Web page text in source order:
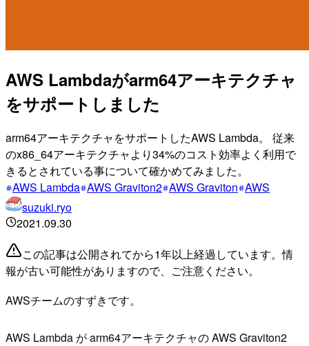
AWS Lambdaがarm64アーキテクチャ
をサポートしました
arm64アーキテクチャをサポートしたAWS Lambda。 従来
のx86_64アーキテクチャより34%のコスト効率よく利用で
きるとされている事について確かめてみました。
AWS Lambda AWS Graviton2 AWS Graviton AWS
suzuki.ryo
2021.09.30
この記事は公開されてから1年以上経過しています。情
報が古い可能性がありますので、ご注意ください。
AWSチームのすずきです。
AWS Lambda が arm64アーキテクチャの AWS Graviton2